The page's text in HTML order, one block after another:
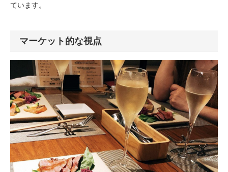
ています。
マーケット的な視点